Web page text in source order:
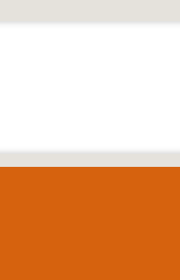
car toute reproduction de
un ou deux
cette page sans l’autorisation
imprimés, etc.), vous